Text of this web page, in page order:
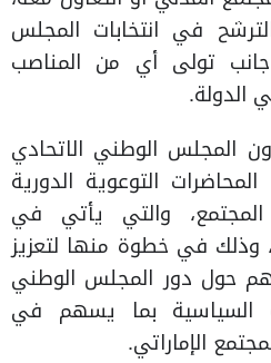
في انتخابات المجلس
جانب تولى أي من المناصب
الدولة.
المجلس الوطني الاتحادي
التوعوية الدورية
والتي يأتي في
وذلك في خطوة منها لتعزيز
حول دور المجلس الوطني
السياسية بما يسهم في
الإماراتي.